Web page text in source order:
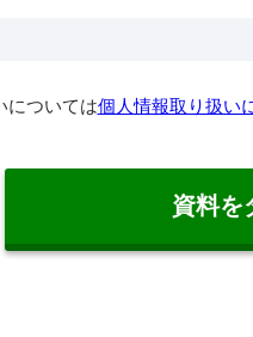
については個人情報取り扱い